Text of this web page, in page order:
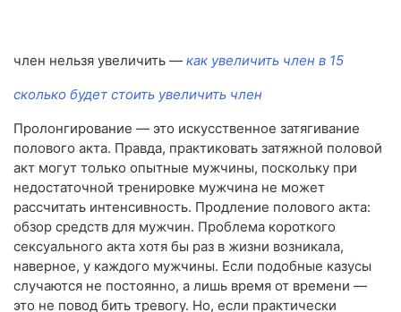
член нельзя увеличить — как увеличить член в 15
сколько будет стоить увеличить член
Пролонгирование — это искусственное затягивание
полового акта. Правда, практиковать затяжной половой
акт могут только опытные мужчины, поскольку при
недостаточной тренировке мужчина не может
рассчитать интенсивность. Продление полового акта:
обзор средств для мужчин. Проблема короткого
сексуального акта хотя бы раз в жизни возникала,
наверное, у каждого мужчины. Если подобные казусы
случаются не постоянно, а лишь время от времени —
это не повод бить тревогу. Но, если практически